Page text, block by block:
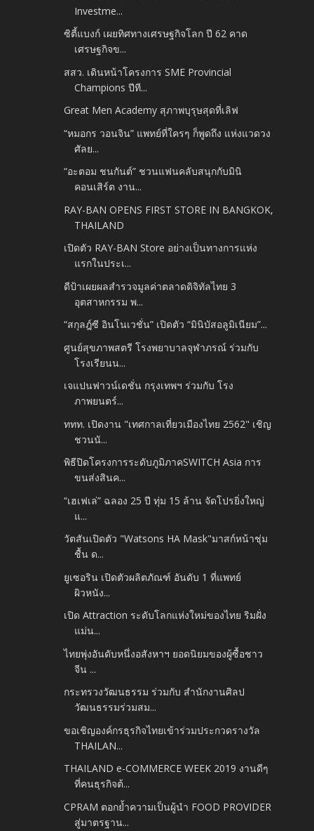
Investme...
ซิตี้แบงก์ เผยทิศทางเศรษฐกิจโลก ปี 62 คาด
เศรษฐกิจข...
สสว. เดินหน้าโครงการ SME Provincial
Champions ปีที...
Great Men Academy สุภาพบุรุษสุดที่เลิฟ
“หมอกร วอนจิน” แพทย์ที่ใครๆ ก็พูดถึง แห่งแวดวง
ศัลย...
“อะตอม ชนกันต์” ชวนแฟนคลับสนุกกับมินิ
คอนเสิร์ต งาน...
RAY-BAN OPENS FIRST STORE IN BANGKOK,
THAILAND
เปิดตัว RAY-BAN Store อย่างเป็นทางการแห่ง
แรกในประเ...
ดีป้าเผยผลสำรวจมูลค่าตลาดดิจิทัลไทย 3
อุตสาหกรรม พ...
“สกุลฎ์ซี อินโนเวชั่น” เปิดตัว “มินิบัสอลูมิเนียม”...
ศูนย์สุขภาพสตรี โรงพยาบาลจุฬาภรณ์ ร่วมกับ
โรงเรียนน...
เจแปนฟาวน์เดชั่น กรุงเทพฯ ร่วมกับ โรง
ภาพยนตร์...
ททท. เปิดงาน "เทศกาลเที่ยวเมืองไทย 2562" เชิญ
ชวนนั...
พิธีปิดโครงการระดับภูมิภาคSWITCH Asia การ
ขนส่งสินค...
“เฮเฟเล่” ฉลอง 25 ปี ทุ่ม 15 ล้าน จัดโปรยิ่งใหญ่
แ...
วัตสันเปิดตัว "Watsons HA Mask"มาสก์หน้าชุ่ม
ชื้น ด...
ยูเซอริน เปิดตัวผลิตภัณฑ์ อันดับ 1 ที่แพทย์
ผิวหนัง...
เปิด Attraction ระดับโลกแห่งใหม่ของไทย ริมฝั่ง
แม่น...
ไทยพุ่งอันดับหนึ่งอสังหาฯ ยอดนิยมของผู้ซื้อชาว
จีน ...
กระทรวงวัฒนธรรม ร่วมกับ สำนักงานศิลป
วัฒนธรรมร่วมสม...
ขอเชิญองค์กรธุรกิจไทยเข้าร่วมประกวดรางวัล
THAILAN...
THAILAND e-COMMERCE WEEK 2019 งานดีๆ
ที่คนธุรกิจต้...
CPRAM ตอกย้ำความเป็นผู้นำ FOOD PROVIDER
สู่มาตรฐาน...